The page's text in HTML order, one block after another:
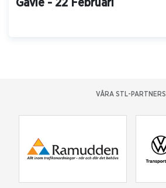
Gävle - 22 Februari
VÅRA STL-PARTNERS